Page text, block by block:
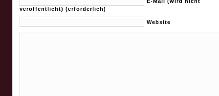
veröffentlicht) (erforderlich)
Website